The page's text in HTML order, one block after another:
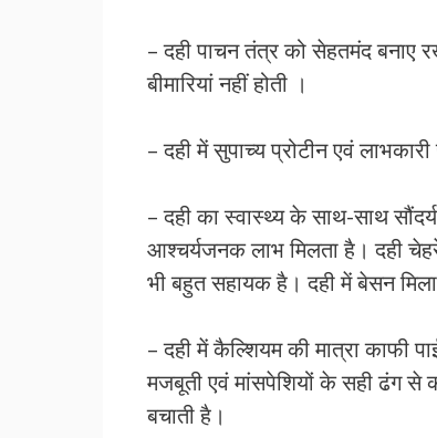
– दही पाचन तंत्र को सेहतमंद बनाए
बीमारियां नहीं होती ।
– दही में सुपाच्य प्रोटीन एवं
– दही का स्वास्थ्य के साथ-साथ
आश्चर्यजनक लाभ मिलता है। दही
भी बहुत सहायक है। दही में बेसन
– दही में कैल्शियम की मात्रा काफी
मजबूती एवं मांसपेशियों के सही ढंग से
बचाती है।